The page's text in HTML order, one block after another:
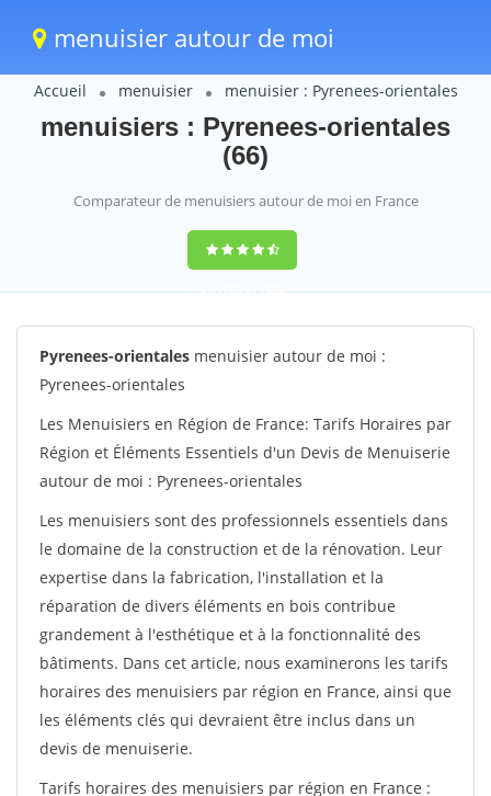
menuisier autour de moi
Accueil menuisier menuisier : Pyrenees-orientales
menuisiers : Pyrenees-orientales
(66)
Comparateur de menuisiers autour de moi en France
9,6(100%)1388
votes
Pyrenees-orientales menuisier autour de moi :
Pyrenees-orientales
Les Menuisiers en Région de France: Tarifs Horaires par
Région et Éléments Essentiels d'un Devis de Menuiserie
autour de moi : Pyrenees-orientales
Les menuisiers sont des professionnels essentiels dans
le domaine de la construction et de la rénovation. Leur
expertise dans la fabrication, l'installation et la
réparation de divers éléments en bois contribue
grandement à l'esthétique et à la fonctionnalité des
bâtiments. Dans cet article, nous examinerons les tarifs
horaires des menuisiers par région en France, ainsi que
les éléments clés qui devraient être inclus dans un
devis de menuiserie.
Tarifs horaires des menuisiers par région en France :